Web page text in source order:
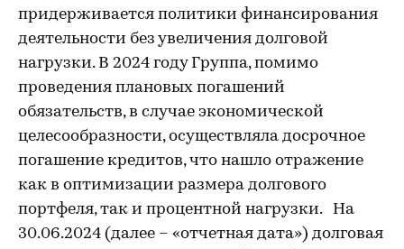
придерживается политики финансирования
деятельности без увеличения долговой
нагрузки. В 2024 году Группа, помимо
проведения плановых погашений
обязательств, в случае экономической
целесообразности, осуществляла досрочное
погашение кредитов, что нашло отражение
как в оптимизации размера долгового
портфеля, так и процентной нагрузки.
На
30.06.2024 (далее – «отчетная дата») долговая